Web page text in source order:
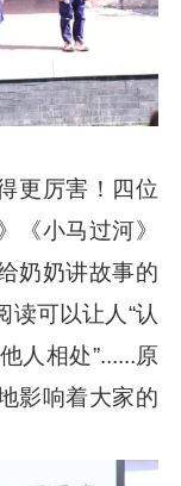
更厉害！四位
《小马过河》
奶奶讲故事的
可以让人“认
人相处”......原
影响着大家的